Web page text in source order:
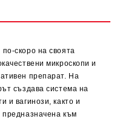
скоро на своята
микроскопи и
препарат. На
създава система на
и вагинози, както и
предназначена към